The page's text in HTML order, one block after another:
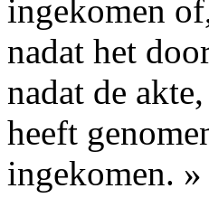
ingekomen
nadat het
nadat de
heeft
ingekomen. »